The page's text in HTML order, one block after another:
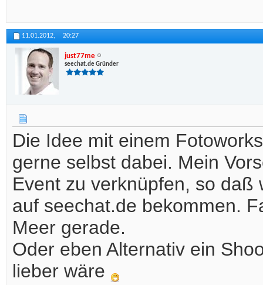
11.01.2012, 20:27
just77me
seechat.de Gründer
Die Idee mit einem
gerne selbst dabei. Mein
Event zu verknüpfen, so
auf seechat.de bekommen.
Meer gerade.
Oder eben Alternativ ein
lieber wäre